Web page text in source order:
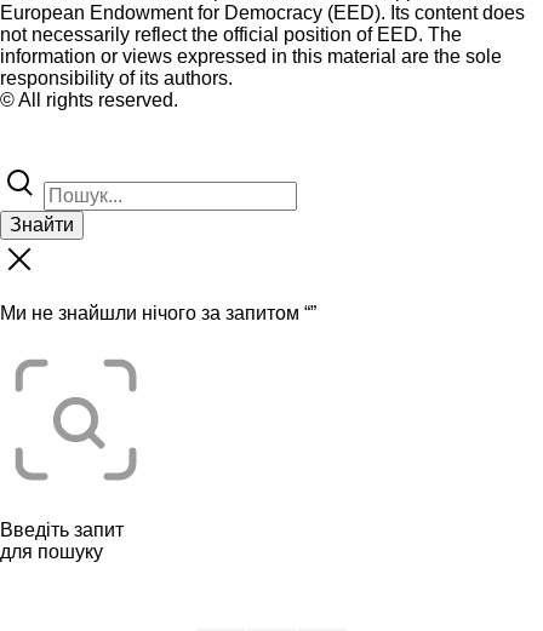
European Endowment for Democracy (EED). Its content does
not necessarily reflect the official position of EED. The
information or views expressed in this material are the sole
responsibility of its authors.
© All rights reserved.
Знайти
Ми не знайшли нічого за запитом “”
Введіть запит
для пошуку